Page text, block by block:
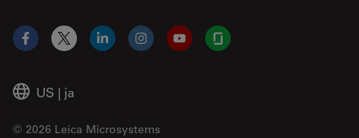
US | ja
© 2026 Leica Microsystems
Facebook
X LinkedInInstagramYouTubeGlassdoor